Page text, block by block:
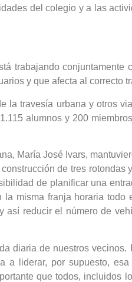
del colegio y a las
trabajando conjuntamente
y que afecta al correcto
la travesía urbana y otros
alumnos y 200
María José Ivars,
de tres rotondas
de planificar una
misma franja horaria todo
reducir el número de
diaria de nuestros
a liderar, por supuesto,
que todos, incluidos